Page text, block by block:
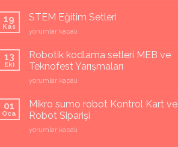
ve
için
19
Kas
STEM Eğitim Setleri
STEM
Setleri
için
yorumlar kapalı
13
Eki
Robotik kodlama setleri MEB ve
Teknofest Yarışmaları
Robotik
setleri
MEB
ve
Teknofest
yorumlar kapalı
01
Oca
Mikro sumo robot Kontrol Kart ve
Robot Siparişi
Mikro
yorumlar kapalı